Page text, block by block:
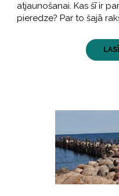
atjaunošanai. Kas šī ir
pieredze? Par to šajā